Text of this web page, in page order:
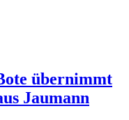
übernimmt
Jaumann